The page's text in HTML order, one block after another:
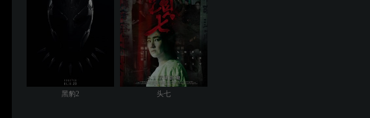
黑豹2 头七